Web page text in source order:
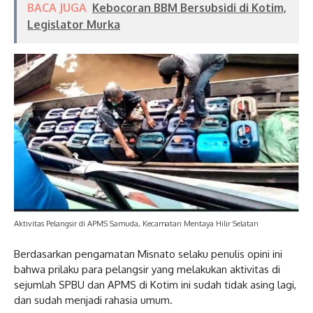
BACA JUGA Kebocoran BBM Bersubsidi di Kotim,
Legislator Murka
Aktivitas Pelangsir di APMS Samuda, Kecamatan Mentaya Hilir Selatan
Berdasarkan pengamatan Misnato selaku penulis opini ini
bahwa prilaku para pelangsir yang melakukan aktivitas di
sejumlah SPBU dan APMS di Kotim ini sudah tidak asing lagi,
dan sudah menjadi rahasia umum.